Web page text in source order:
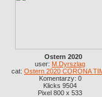
Ostern 2020
user: M.Dyrszlag
cat: Ostern 2020 CORONA
Komentarzy: 0
Klicks 9504
Pixel 800 x 533